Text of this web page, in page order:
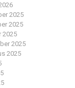
2025
2025
2025
2025
2025